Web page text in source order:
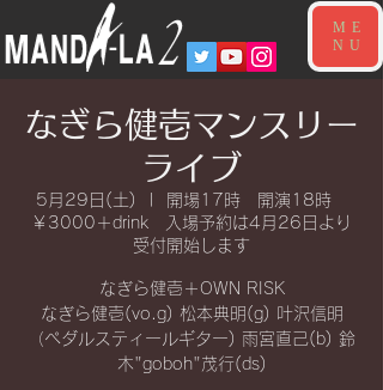
ME
NU
なぎら健壱マンスリー
ライブ
5月29日(土)
開場17時 開演18時
￥3000＋drink 入場予約は4月26日より
受付開始します
なぎら健壱＋OWN RISK
なぎら健壱(vo.g) 松本典明(g) 叶沢信明
（ペダルスティールギター) 雨宮直己(b) 鈴
木"goboh"茂行(ds)